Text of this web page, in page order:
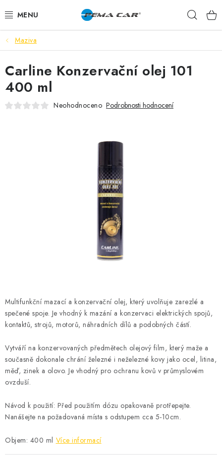
na
NOVINKY
DOPRODEJ
AUTODOPLŇKY
O nás Doprava Značky Kontakty
Reklamace
Zásady zpracování osobních údajů
Maziva
Multifunkční mazací a konzervační olej, který uvolňuje zarezlé a
spečené spoje. Je vhodný k mazání a konzervaci elektrických spojů,
kontaktů, strojů, motorů, náhradních dílů a podobných částí.
Vytváří na konzervovaných předmětech olejový film, který maže a
současně dokonale chrání železné i neželezné kovy jako ocel, litina,
měď, zinek a olovo. Je vhodný pro ochranu kovů v průmyslovém
ovzduší.
Návod k použití: Před použitím dózu opakovaně protřepejte.
Nanášejte na požadovaná místa s odstupem cca 5-10cm.
Objem: 400 ml Více informací
Carline Konzervační olej 101
400 ml
Neohodnoceno Podrobnosti hodnocení